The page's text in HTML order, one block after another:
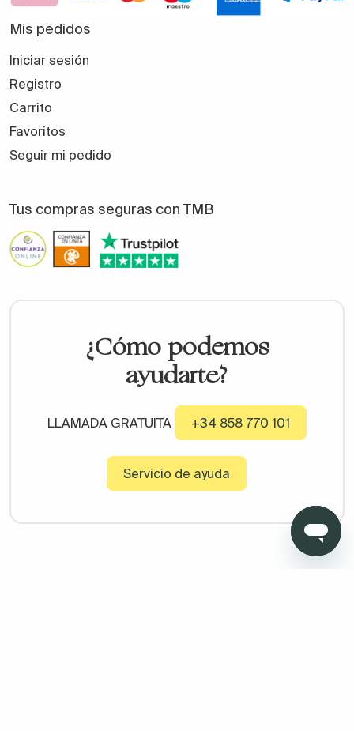
Mis pedidos
Iniciar sesión
Registro
Carrito
Favoritos
Seguir mi pedido
Tus compras seguras con TMB
¿Cómo podemos
ayudarte?
LLAMADA GRATUITA +34 858 770 101
Servicio de ayuda